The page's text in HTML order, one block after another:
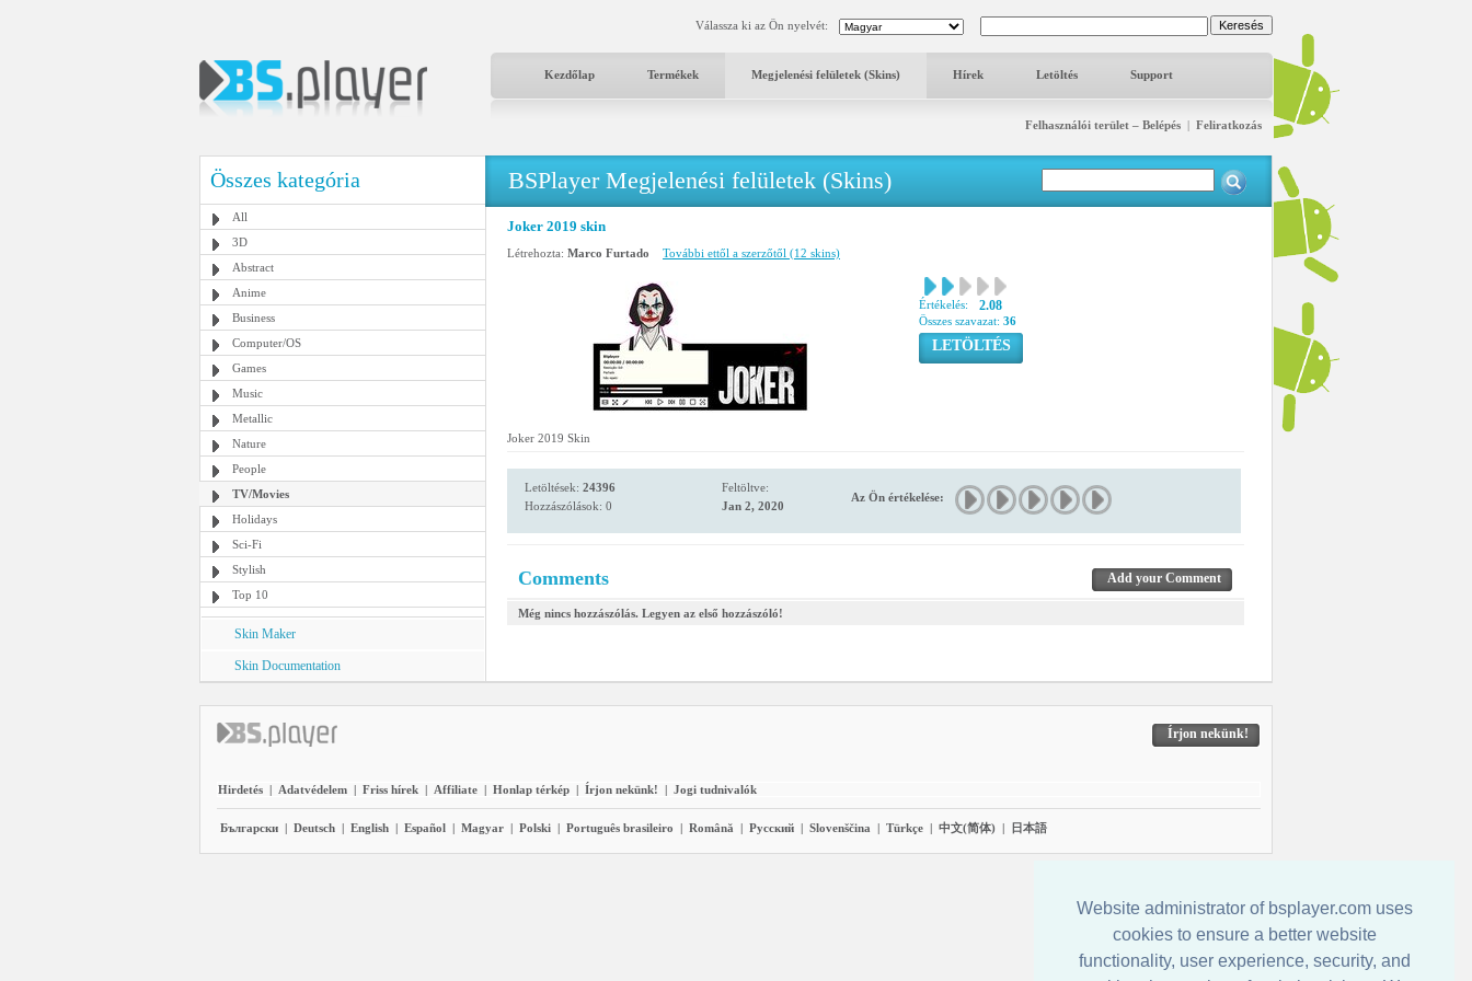
Website administrator of bsplayer.com uses
cookies to ensure a better website
functionality, user experience, security, and
Válassza ki az Ön nyelvét:
Kezdőlap Termékek Megjelenési felületek (Skins) Hírek Letöltés Support
Felhasználói terület – Belépés | Feliratkozás
Összes kategória
All
3D
Abstract
Anime
Business
Computer/OS
Games
Music
Metallic
Nature
People
TV/Movies
Holidays
Sci-Fi
Stylish
Top 10
Skin Maker
Skin Documentation
BSPlayer Megjelenési felületek (Skins)
Joker 2019 skin
Létrehozta: Marco Furtado További ettől a szerzőtől (12 skins)
Értékelés: 2.08
Összes szavazat: 36
LETÖLTÉS
Joker 2019 Skin
Letöltések: 24396
Hozzászólások: 0
Feltöltve:
Jan 2, 2020
Az Ön értékelése:
Comments Add your Comment
Még nincs hozzászólás. Legyen az első hozzászóló!
Írjon nekünk!
Hirdetés | Adatvédelem | Friss hírek | Affiliate | Honlap térkép | Írjon nekünk! | Jogi tudnivalók
Български | Deutsch | English | Español | Magyar | Polski | Português brasileiro | Română | Pyccĸий | Slovenščina | Türkçe | 中文(简体) | 日本語